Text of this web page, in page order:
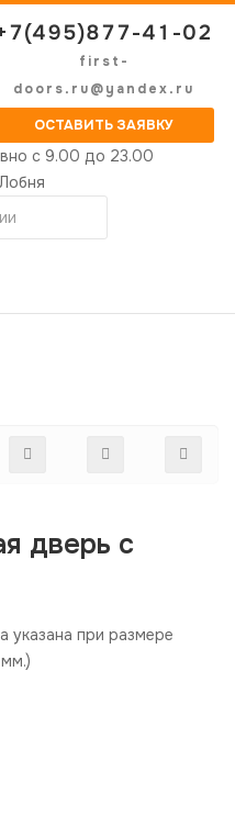
с 9.00 до 23.00
41-02
first-
doors.ru@yandex.ru
ОСТАВИТЬ ЗАЯВКУ
дверь с
указана при размере